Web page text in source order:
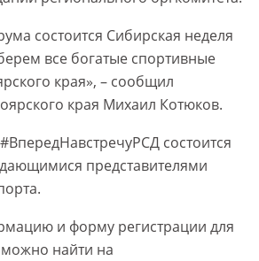
состоится Сибирская неделя
все богатые спортивные
края», – сообщил
края Михаил Котюков.
состоится
представителями
и форму регистрации для
найти на